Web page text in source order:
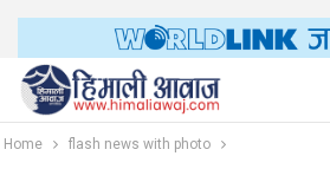
Home flash news with photo